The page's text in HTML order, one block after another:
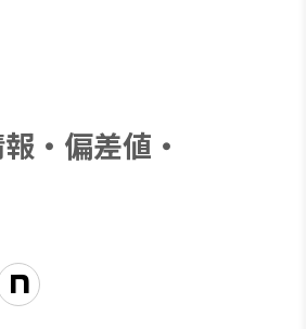
・偏差値・